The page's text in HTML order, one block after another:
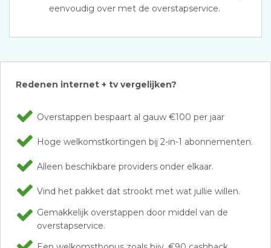
eenvoudig over met de overstapservice.
Redenen internet + tv vergelijken?
Overstappen bespaart al gauw €100 per jaar
Hoge welkomstkortingen bij 2-in-1 abonnementen.
Alleen beschikbare providers onder elkaar.
Vind het pakket dat strookt met wat jullie willen.
Gemakkelijk overstappen door middel van de
overstapservice.